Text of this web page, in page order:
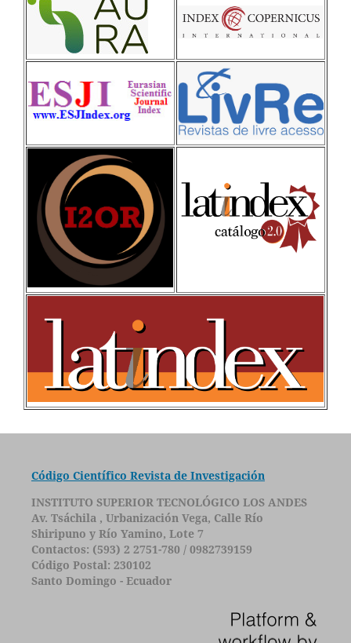
Código Científico Revista de Investigación
INSTITUTO SUPERIOR TECNOLÓGICO LOS ANDES
Av. Tsáchila , Urbanización Vega, Calle Río
Shiripuno y Río Yamino, Lote 7
Contactos: (593) 2 2751-780 / 0982739159
Código Postal: 230102
Santo Domingo - Ecuador